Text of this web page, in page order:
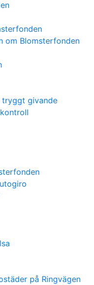
om Blomsterfonden
tryggt givande
på Ringvägen